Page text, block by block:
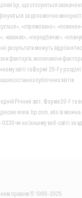
bp, що стосуються
за допомогою
«спрямовано»,
«вважає», «передбачає»,
результати можуть
факторів, включаючи
звіті та Формі 20-F у
останніх публічних звітів.
Річний звіт, Форма 20-F та
www.bp.com, або їх
чи на їхньому веб-сайті за
правом © 1999–2026